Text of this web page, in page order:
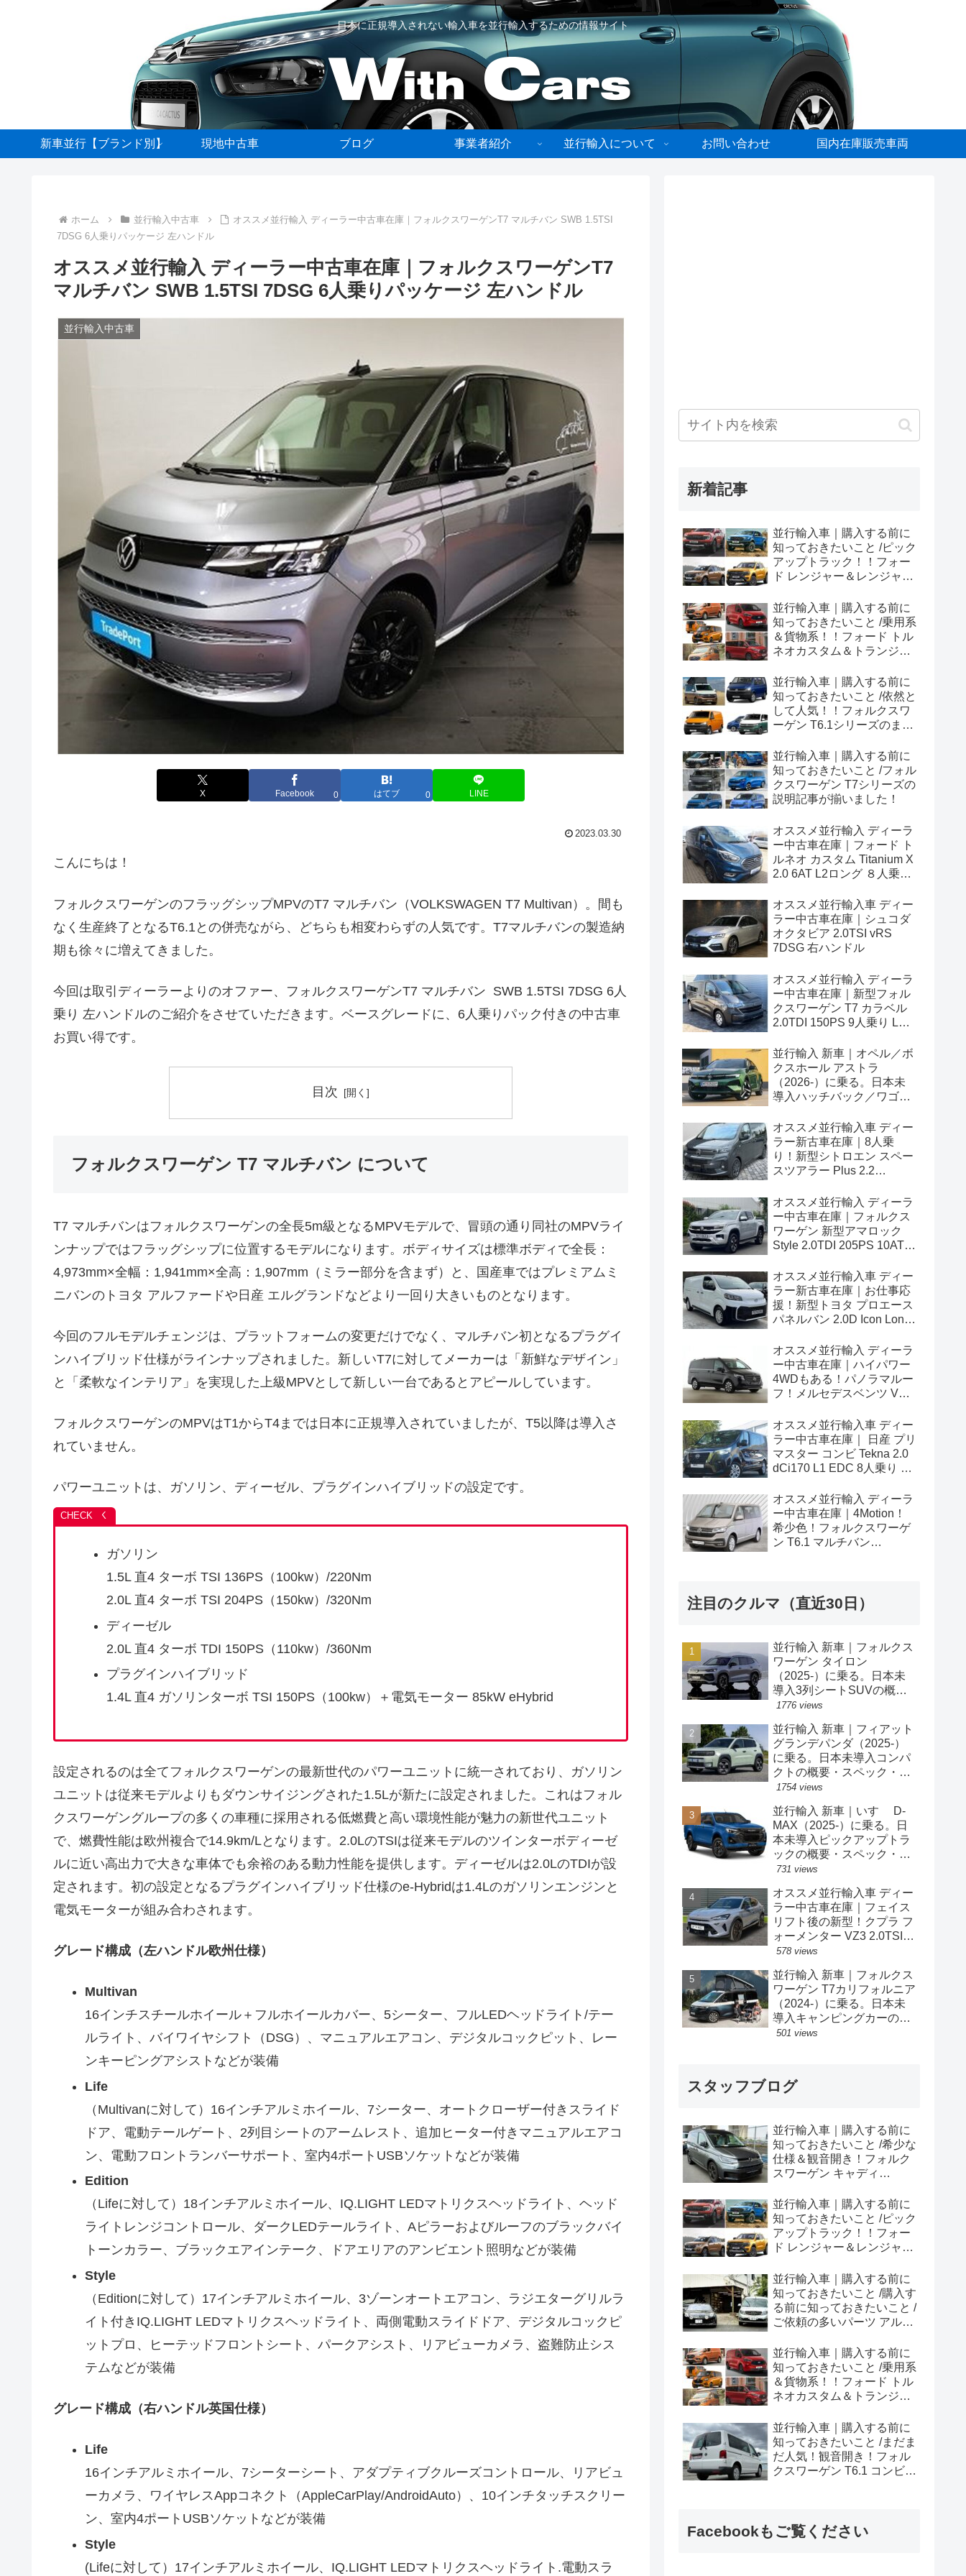
日本に正規導入されない輸入車を並行輸入するための情報サイト
新車並行【ブランド別】 現地中古車 ブログ 事業者紹介 並行輸入について お問い合わせ 国内在庫販売車両
ホーム 並行輸入中古車
オススメ並行輸入 ディーラー中古車在庫｜フォルクスワーゲンT7 マルチバン SWB 1.5TSI
7DSG 6人乗りパッケージ 左ハンドル
オススメ並行輸入 ディーラー中古車在庫｜フォルクスワーゲンT7
マルチバン SWB 1.5TSI 7DSG 6人乗りパッケージ 左ハンドル
並行輸入中古車
X Facebook 0 はてブ 0 LINE
2023.03.30
こんにちは！
フォルクスワーゲンのフラッグシップMPVのT7 マルチバン（VOLKSWAGEN T7 Multivan）。間も
なく生産終了となるT6.1との併売ながら、どちらも相変わらずの人気です。T7マルチバンの製造納
期も徐々に増えてきました。
今回は取引ディーラーよりのオファー、フォルクスワーゲンT7 マルチバン SWB 1.5TSI 7DSG 6人
乗り 左ハンドルのご紹介をさせていただきます。ベースグレードに、6人乗りパック付きの中古車
お買い得です。
目次
フォルクスワーゲン T7 マルチバン について
T7 マルチバンはフォルクスワーゲンの全長5m級となるMPVモデルで、冒頭の通り同社のMPVライ
ンナップではフラッグシップに位置するモデルになります。ボディサイズは標準ボディで全長：
4,973mm×全幅：1,941mm×全高：1,907mm（ミラー部分を含まず）と、国産車ではプレミアムミ
ニバンのトヨタ アルファードや日産 エルグランドなどより一回り大きいものとなります。
今回のフルモデルチェンジは、プラットフォームの変更だけでなく、マルチバン初となるプラグイ
ンハイブリッド仕様がラインナップされました。新しいT7に対してメーカーは「新鮮なデザイン」
と「柔軟なインテリア」を実現した上級MPVとして新しい一台であるとアピールしています。
フォルクスワーゲンのMPVはT1からT4までは日本に正規導入されていましたが、T5以降は導入さ
れていません。
パワーユニットは、ガソリン、ディーゼル、プラグインハイブリッドの設定です。
ガソリン
1.5L 直4 ターボ TSI 136PS（100kw）/220Nm
2.0L 直4 ターボ TSI 204PS（150kw）/320Nm
ディーゼル
2.0L 直4 ターボ TDI 150PS（110kw）/360Nm
プラグインハイブリッド
1.4L 直4 ガソリンターボ TSI 150PS（100kw）＋電気モーター 85kW eHybrid
設定されるのは全てフォルクスワーゲンの最新世代のパワーユニットに統一されており、ガソリン
ユニットは従来モデルよりもダウンサイジングされた1.5Lが新たに設定されました。これはフォル
クスワーゲングループの多くの車種に採用される低燃費と高い環境性能が魅力の新世代ユニット
で、燃費性能は欧州複合で14.9km/Lとなります。2.0LのTSIは従来モデルのツインターボディーゼ
ルに近い高出力で大きな車体でも余裕のある動力性能を提供します。ディーゼルは2.0LのTDIが設
定されます。初の設定となるプラグインハイブリッド仕様のe-Hybridは1.4Lのガソリンエンジンと
電気モーターが組み合わされます。
グレード構成（左ハンドル欧州仕様）
Multivan
16インチスチールホイール＋フルホイールカバー、5シーター、フルLEDヘッドライト/テー
ルライト、バイワイヤシフト（DSG）、マニュアルエアコン、デジタルコックピット、レー
ンキーピングアシストなどが装備
Life
（Multivanに対して）16インチアルミホイール、7シーター、オートクローザー付きスライド
ドア、電動テールゲート、2列目シートのアームレスト、追加ヒーター付きマニュアルエアコ
ン、電動フロントランバーサポート、室内4ポートUSBソケットなどが装備
Edition
（Lifeに対して）18インチアルミホイール、IQ.LIGHT LEDマトリクスヘッドライト、ヘッド
ライトレンジコントロール、ダークLEDテールライト、Aピラーおよびルーフのブラックバイ
トーンカラー、ブラックエアインテーク、ドアエリアのアンビエント照明などが装備
Style
（Editionに対して）17インチアルミホイール、3ゾーンオートエアコン、ラジエターグリルラ
イト付きIQ.LIGHT LEDマトリクスヘッドライト、両側電動スライドドア、デジタルコックピ
ットプロ、ヒーテッドフロントシート、パークアシスト、リアビューカメラ、盗難防止シス
テムなどが装備
グレード構成（右ハンドル英国仕様）
Life
16インチアルミホイール、7シーターシート、アダプティブクルーズコントロール、リアビュ
ーカメラ、ワイヤレスAppコネクト（AppleCarPlay/AndroidAuto）、10インチタッチスクリー
ン、室内4ポートUSBソケットなどが装備
Style
(Lifeに対して）17インチアルミホイール、IQ.LIGHT LEDマトリクスヘッドライト.電動スラ
新着記事
並行輸入車｜購入する前に
知っておきたいこと /ピック
アップトラック！！フォー
ド レンジャー＆レンジャー
め！
並行輸入車｜購入する前に
知っておきたいこと /乗用系
＆貨物系！！フォード トル
ネオカスタム＆トランジッ
め！
並行輸入車｜購入する前に
知っておきたいこと /依然と
して人気！！フォルクスワ
ーゲン T6.1シリーズのまと
並行輸入車｜購入する前に
知っておきたいこと /フォル
クスワーゲン T7シリーズの
説明記事が揃いました！
オススメ並行輸入 ディーラ
ー中古車在庫｜フォード ト
ルネオ カスタム Titanium X
2.0 6AT L2ロング ８人乗り
オススメ並行輸入車 ディー
ラー中古車在庫｜シュコダ
オクタビア 2.0TSI vRS
7DSG 右ハンドル
オススメ並行輸入 ディーラ
ー中古車在庫｜新型フォル
クスワーゲン T7 カラベル
2.0TDI 150PS 9人乗り LWB
並行輸入 新車｜オペル／ボ
クスホール アストラ
（2026-）に乗る。日本未
導入ハッチバック／ワゴン
情報。
オススメ並行輸入車 ディー
ラー新古車在庫｜8人乗
り！新型シトロエン スペー
スツアラー Plus 2.2
ドル
オススメ並行輸入 ディーラ
ー中古車在庫｜フォルクス
ワーゲン 新型アマロック
Style 2.0TDI 205PS 10AT
オススメ並行輸入車 ディー
ラー新古車在庫｜お仕事応
援！新型トヨタ プロエース
パネルバン 2.0D Icon Long
オススメ並行輸入 ディーラ
ー中古車在庫｜ハイパワー
4WDもある！パノラマルー
フ！メルセデスベンツ Vク
ロング 4Matic 9G-Tronic 左
ハンドル
オススメ並行輸入車 ディー
ラー中古車在庫｜ 日産 プリ
マスター コンビ Tekna 2.0
dCi170 L1 EDC 8人乗り 左
オススメ並行輸入 ディーラ
ー中古車在庫｜4Motion！
希少色！フォルクスワーゲ
ン T6.1 マルチバン
注目のクルマ（直近30日）
並行輸入 新車｜フォルクス
ワーゲン タイロン
（2025-）に乗る。日本未
導入3列シートSUVの概
要・スペック・価格の情
1776 views
並行輸入 新車｜フィアット
グランデパンダ（2025-）
に乗る。日本未導入コンパ
クトの概要・スペック・価
格の情報。
1754 views
並行輸入 新車｜いすゞ D-
MAX（2025-）に乗る。日
本未導入ピックアップトラ
ックの概要・スペック・価
格の情報。
731 views
オススメ並行輸入車 ディー
ラー中古車在庫｜フェイス
リフト後の新型！クプラ フ
ォーメンター VZ3 2.0TSI
333PS 4Drive 7DSG 右ハン
578 views
並行輸入 新車｜フォルクス
ワーゲン T7カリフォルニア
（2024-）に乗る。日本未
導入キャンピングカーの概
要・スペック・価格の情
501 views
スタッフブログ
並行輸入車｜購入する前に
知っておきたいこと /希少な
仕様＆観音開き！フォルク
スワーゲン キャディ
並行輸入車｜購入する前に
知っておきたいこと /ピック
アップトラック！！フォー
ド レンジャー＆レンジャー
め！
並行輸入車｜購入する前に
知っておきたいこと /購入す
る前に知っておきたいこと /
ご依頼の多いパーツ アルピ
やカスタム・チューニング
パーツも何とかなる！②
並行輸入車｜購入する前に
知っておきたいこと /乗用系
＆貨物系！！フォード トル
ネオカスタム＆トランジッ
め！
並行輸入車｜購入する前に
知っておきたいこと /まだま
だ人気！観音開き！フォル
クスワーゲン T6.1 コンビ横
Facebookもご覧ください